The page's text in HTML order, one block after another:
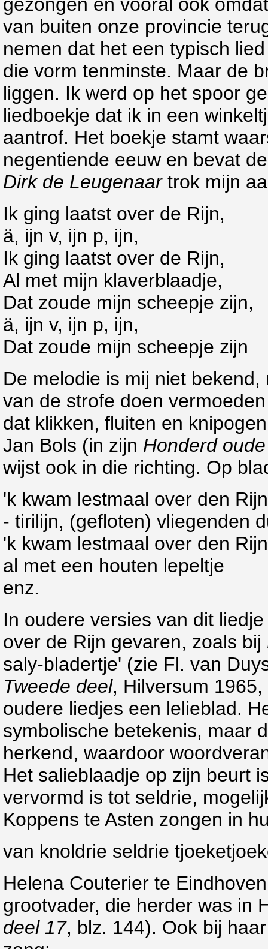
van buiten onze provincie
nemen dat het een typisch
die vorm tenminste. Maar de
liggen. Ik werd op het spoor
liedboekje dat ik in een
aantrof. Het boekje stamt
negentiende eeuw en bevat
Dirk de Leugenaartrok mijn
Ik ging laatst over de Rijn,
ä, ijn v, ijn p, ijn,
Ik ging laatst over de Rijn,
Al met mijn klaverblaadje,
Dat zoude mijn scheepje zijn,
ä, ijn v, ijn p, ijn,
Dat zoude mijn scheepje zijn
De melodie is mij niet
van de strofe doen
dat klikken, fluiten en
Jan Bols (in zijn Honderd
wijst ook in die richting. Op
'k kwam lestmaal over den
- tirilijn, (gefloten) vliegenden
'k kwam lestmaal over den Rijn
al met een houten lepeltje
enz.
In oudere versies van dit
over de Rijn gevaren, zoals bij
saly-bladertje' (zie Fl. van
Tweede deel, Hilversum
oudere liedjes een lelieblad.
symbolische betekenis, maar
herkend, waardoor
Het salieblaadje op zijn beurt
vervormd is tot seldrie,
Koppens te Asten zongen in
van knoldrie seldrie
Helena Couterier te
grootvader, die herder was in
deel 17, blz. 144). Ook bij